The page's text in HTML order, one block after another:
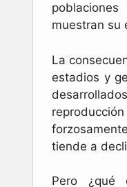
muestran su
La
estadios y
tiende a
Pero ¿qué